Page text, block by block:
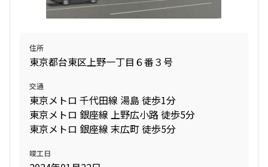
221件
住所
東京都台東区上野一丁目６番３号
交通
東京メトロ 千代田線 湯島 徒歩1分
東京メトロ 銀座線 上野広小路 徒歩5分
東京メトロ 銀座線 末広町 徒歩5分
竣工日